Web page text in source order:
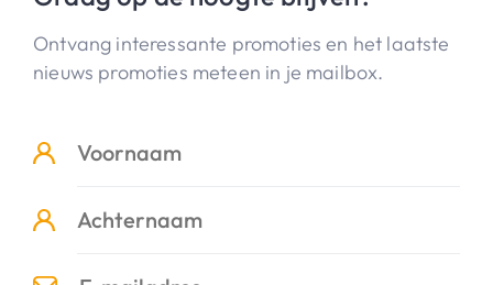
Ontvang interessante promoties en het laatste
nieuws promoties meteen in je mailbox.